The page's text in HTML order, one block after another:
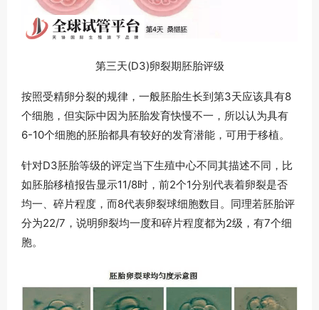
第三天(D3)卵裂期胚胎评级
按照受精卵分裂的规律，一般胚胎生长到第3天应该具有8
个细胞，但实际中因为胚胎发育快慢不一，所以认为具有
6-10个细胞的胚胎都具有较好的发育潜能，可用于移植。
针对D3胚胎等级的评定当下生殖中心不同其描述不同，比
如胚胎移植报告显示11/8时，前2个1分别代表着卵裂是否
均一、碎片程度，而8代表卵裂球细胞数目。同理若胚胎评
分为22/7，说明卵裂均一度和碎片程度都为2级，有7个细
胞。